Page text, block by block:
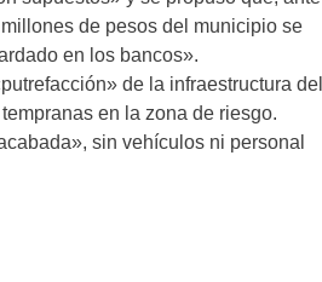
de pesos del municipio se
en los bancos».
de la infraestructura del
en la zona de riesgo.
sin vehículos ni personal